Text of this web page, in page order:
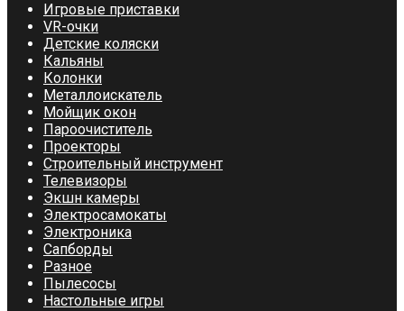
Игровые приставки
VR-очки
Детские коляски
Кальяны
Колонки
Металлоискатель
Мойщик окон
Пароочиститель
Проекторы
Строительный инструмент
Телевизоры
Экшн камеры
Электросамокаты
Электроника
Сапборды
Разное
Пылесосы
Настольные игры